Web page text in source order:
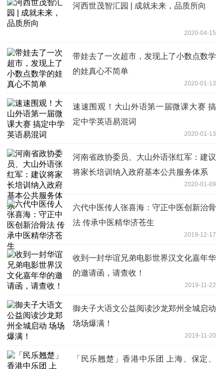
河西世茂智汇园 | 成就未来，品质所向
2020-04-15
带娃去了一次超市，发现上了小数点数学
的娃真心不简单
2020-01-13
速速围观！大山外语第一届微课大赛 搞
定中学英语易混词
2020-01-13
河南省政协委员、大山外语张红军：建议
将家长培训纳入政府基本公共服务体系
2020-01-09
六代中医传人张喜海：守正中医创新治骨
法 传承中医精华济苍生
2019-12-17
收到一封华谊兄弟电影世界汉文化嘉年华
的邀请函，请查收！
2019-11-22
御夫子大语文公益阅读沙龙郑州全城启动
场场爆满！
2019-11-20
「民乐翘楚」香港中乐团 上海、保定、